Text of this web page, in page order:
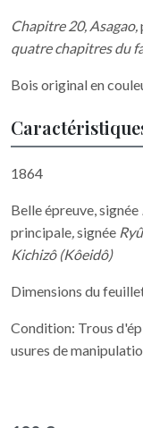
Chapitre 20, Asagao,
quatre chapitres du
Bois original en
1864
Belle épreuve, signée
principale,signée
Kichizô (Kôeidô)
Dimensions du
Condition: Trous
usures de